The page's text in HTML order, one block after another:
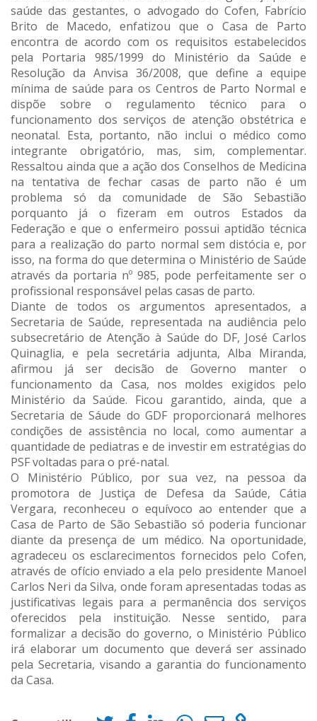
saúde das gestantes, o advogado do Cofen, Fabrício
Brito de Macedo, enfatizou que o Casa de Parto
encontra de acordo com os requisitos estabelecidos
pela Portaria 985/1999 do Ministério da Saúde e
Resolução da Anvisa 36/2008, que define a equipe
mínima de saúde para os Centros de Parto Normal e
dispõe sobre o regulamento técnico para o
funcionamento dos serviços de atenção obstétrica e
neonatal. Esta, portanto, não inclui o médico como
integrante obrigatório, mas, sim, complementar.
Ressaltou ainda que a ação dos Conselhos de Medicina
na tentativa de fechar casas de parto não é um
problema só da comunidade de São Sebastião
porquanto já o fizeram em outros Estados da
Federação e que o enfermeiro possui aptidão técnica
para a realização do parto normal sem distócia e, por
isso, na forma do que determina o Ministério de Saúde
através da portaria nº 985, pode perfeitamente ser o
profissional responsável pelas casas de parto.
Diante de todos os argumentos apresentados, a
Secretaria de Saúde, representada na audiência pelo
subsecretário de Atenção à Saúde do DF, José Carlos
Quinaglia, e pela secretária adjunta, Alba Miranda,
afirmou já ser decisão de Governo manter o
funcionamento da Casa, nos moldes exigidos pelo
Ministério da Saúde. Ficou garantido, ainda, que a
Secretaria de Sáude do GDF proporcionará melhores
condições de assistência no local, como aumentar a
quantidade de pediatras e de investir em estratégias do
PSF voltadas para o pré-natal.
O Ministério Público, por sua vez, na pessoa da
promotora de Justiça de Defesa da Saúde, Cátia
Vergara, reconheceu o equívoco ao entender que a
Casa de Parto de São Sebastião só poderia funcionar
diante da presença de um médico. Na oportunidade,
agradeceu os esclarecimentos fornecidos pelo Cofen,
através de ofício enviado a ela pelo presidente Manoel
Carlos Neri da Silva, onde foram apresentadas todas as
justificativas legais para a permanência dos serviços
oferecidos pela instituição. Nesse sentido, para
formalizar a decisão do governo, o Ministério Público
irá elaborar um documento que deverá ser assinado
pela Secretaria, visando a garantia do funcionamento
da Casa.